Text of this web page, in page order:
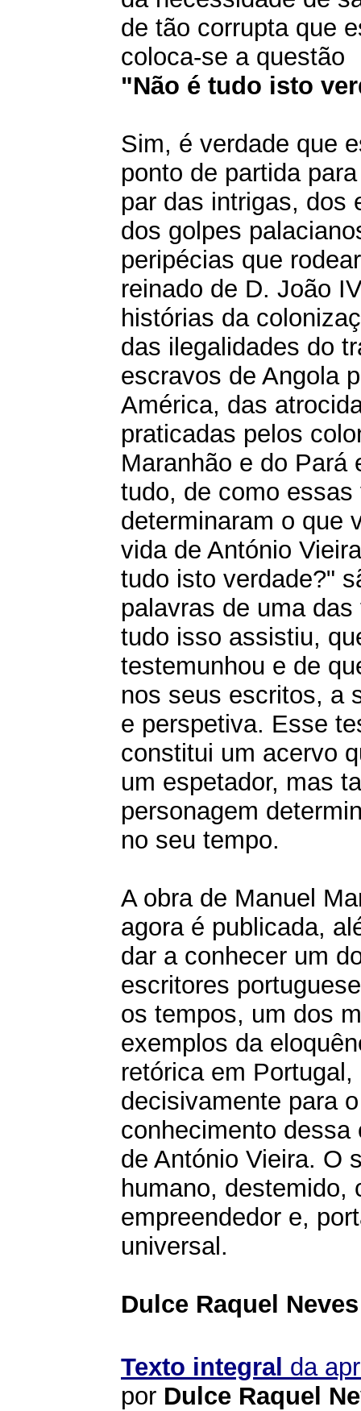
de tão corrupta que
coloca-se a questão
"Não é tudo isto
Sim, é verdade que
ponto de partida
par das intrigas, dos
dos golpes
peripécias que
reinado de D. João
histórias da
das ilegalidades do
escravos de Angola
América, das
praticadas pelos
Maranhão e do Pará
tudo, de como
determinaram o que
vida de António
tudo isto verdade?"
palavras de uma
tudo isso assistiu,
testemunhou e de
nos seus escritos, a
e perspetiva. Esse
constitui um acervo
um espetador, mas
personagem
no seu tempo.
A obra de Manuel
agora é publicada,
dar a conhecer um
escritores
os tempos, um dos
exemplos da
retórica em Portugal,
decisivamente para o
conhecimento dessa
de António Vieira. O
humano, destemido,
empreendedor e,
universal.
Dulce Raquel Neves
Texto integral da
por Dulce Raquel